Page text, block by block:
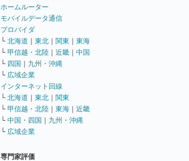
ホームルーター
モバイルデータ通信
プロバイダ
└ 北海道 ｜ 東北 ｜ 関東 ｜ 東海
└ 甲信越・北陸 ｜ 近畿 ｜ 中国
└ 四国 ｜ 九州・沖縄
└ 広域企業
インターネット回線
└ 北海道 ｜ 東北 ｜ 関東
└ 甲信越・北陸 ｜ 東海 ｜ 近畿
└ 中国・四国 ｜ 九州・沖縄
└ 広域企業
専門家評価